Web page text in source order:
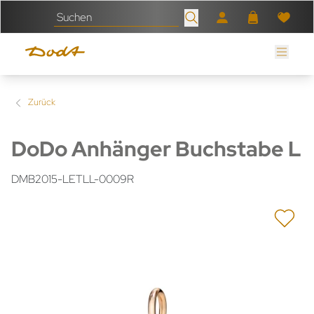
Zurück
DoDo Anhänger Buchstabe L
DMB2015-LETLL-0009R